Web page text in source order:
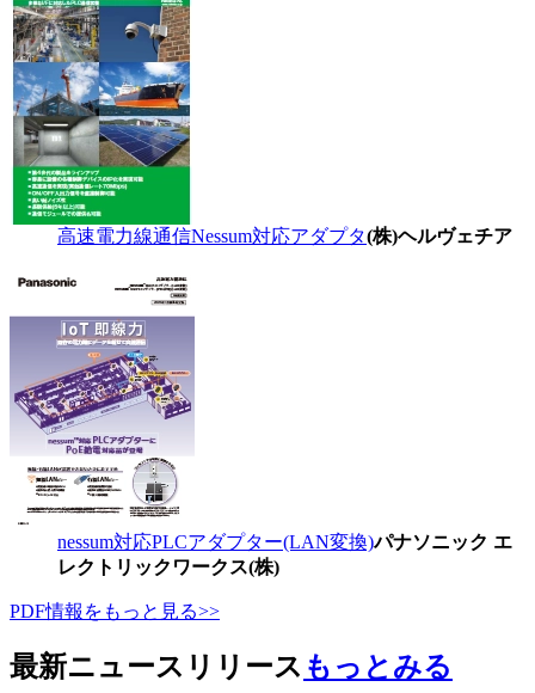
高速電力線通信Nessum対応アダプタ(株)ヘルヴェチア
nessum対応PLCアダプター(LAN変換)パナソニック エ
レクトリックワークス(株)
PDF情報をもっと見る>>
最新ニュースリリース もっとみる